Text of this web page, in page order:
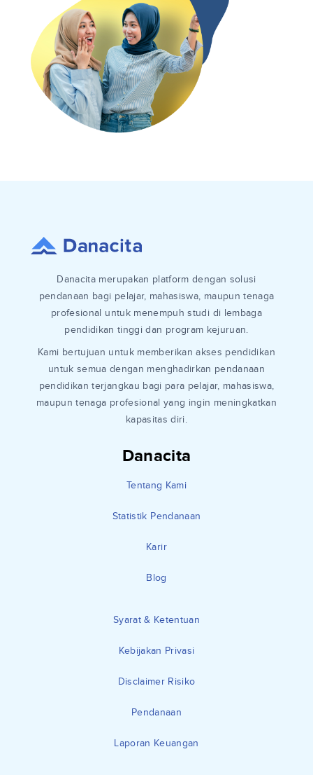
Danacita
Tentang Kami
Statistik Pendanaan
Karir
Blog
Syarat & Ketentuan
Kebijakan Privasi
Disclaimer Risiko
Pendanaan
Laporan Keuangan
Danacita merupakan platform dengan solusi
pendanaan bagi pelajar, mahasiswa, maupun tenaga
profesional untuk menempuh studi di lembaga
pendidikan tinggi dan program kejuruan.
Kami bertujuan untuk memberikan akses pendidikan
untuk semua dengan menghadirkan pendanaan
pendidikan terjangkau bagi para pelajar, mahasiswa,
maupun tenaga profesional yang ingin meningkatkan
kapasitas diri.